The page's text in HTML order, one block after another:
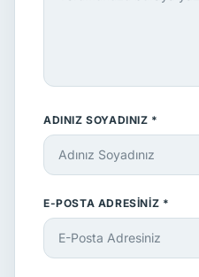
ADINIZ SOYADINIZ *
E-POSTA ADRESINIZ *